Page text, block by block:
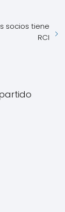
socios tiene
RCI